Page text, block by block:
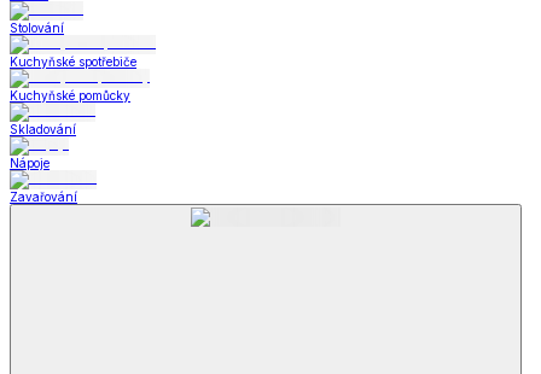
Stolování
Kuchyňské spotřebiče
Kuchyňské pomůcky
Skladování
Nápoje
Zavařování